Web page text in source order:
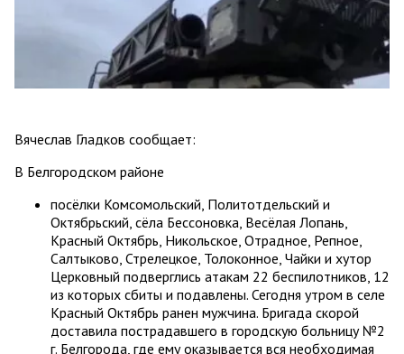
Вячеслав Гладков сообщает:
В Белгородском районе
посёлки Комсомольский, Политотдельский и
Октябрьский, сёла Бессоновка, Весёлая Лопань,
Красный Октябрь, Никольское, Отрадное, Репное,
Салтыково, Стрелецкое, Толоконное, Чайки и хутор
Церковный подверглись атакам 22 беспилотников, 12
из которых сбиты и подавлены. Сегодня утром в селе
Красный Октябрь ранен мужчина. Бригада скорой
доставила пострадавшего в городскую больницу №2
г. Белгорода, где ему оказывается вся необходимая